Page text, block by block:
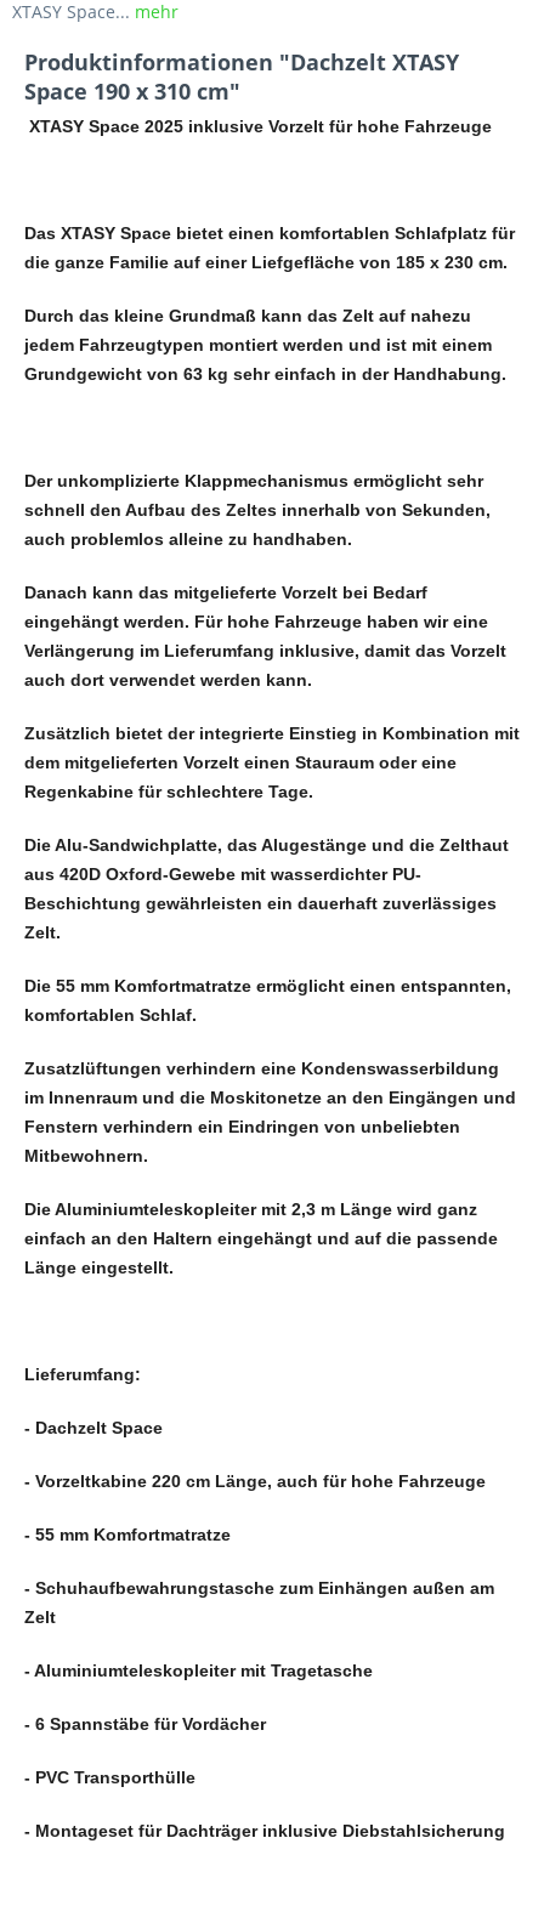
XTASY Space... mehr
Produktinformationen "Dachzelt XTASY
Space 190 x 310 cm"
XTASY Space 2025 inklusive Vorzelt für hohe Fahrzeuge
Das XTASY Space bietet einen komfortablen Schlafplatz für
die ganze Familie auf einer Liefgefläche von 185 x 230 cm.
Durch das kleine Grundmaß kann das Zelt auf nahezu
jedem Fahrzeugtypen montiert werden und ist mit einem
Grundgewicht von 63 kg sehr einfach in der Handhabung.
Der unkomplizierte Klappmechanismus ermöglicht sehr
schnell den Aufbau des Zeltes innerhalb von Sekunden,
auch problemlos alleine zu handhaben.
Danach kann das mitgelieferte Vorzelt bei Bedarf
eingehängt werden. Für hohe Fahrzeuge haben wir eine
Verlängerung im Lieferumfang inklusive, damit das Vorzelt
auch dort verwendet werden kann.
Zusätzlich bietet der integrierte Einstieg in Kombination mit
dem mitgelieferten Vorzelt einen Stauraum oder eine
Regenkabine für schlechtere Tage.
Die Alu-Sandwichplatte, das Alugestänge und die Zelthaut
aus 420D Oxford-Gewebe mit wasserdichter PU-
Beschichtung gewährleisten ein dauerhaft zuverlässiges
Zelt.
Die 55 mm Komfortmatratze ermöglicht einen entspannten,
komfortablen Schlaf.
Zusatzlüftungen verhindern eine Kondenswasserbildung
im Innenraum und die Moskitonetze an den Eingängen und
Fenstern verhindern ein Eindringen von unbeliebten
Mitbewohnern.
Die Aluminiumteleskopleiter mit 2,3 m Länge wird ganz
einfach an den Haltern eingehängt und auf die passende
Länge eingestellt.
Lieferumfang:
- Dachzelt Space
- Vorzeltkabine 220 cm Länge, auch für hohe Fahrzeuge
- 55 mm Komfortmatratze
- Schuhaufbewahrungstasche zum Einhängen außen am
Zelt
- Aluminiumteleskopleiter mit Tragetasche
- 6 Spannstäbe für Vordächer
- PVC Transporthülle
- Montageset für Dachträger inklusive Diebstahlsicherung